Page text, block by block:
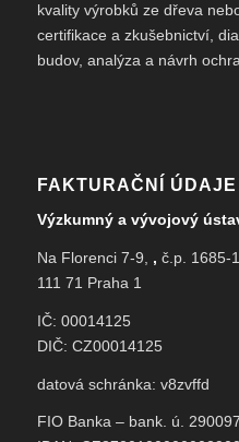
kvality výrobků ze dřeva
certifikace a zkušebnictví,
budov, analýza a návrh
FAKTURAČNÍ ÚDAJE
Výzkumný a vývojový
Na Florenci 7-9, , č.p. 1685-
111 71 Praha 1
IČ: 00014125
DIČ: CZ00014125
datová schránka: v8zvffd
FIO Banka – bank. ú.